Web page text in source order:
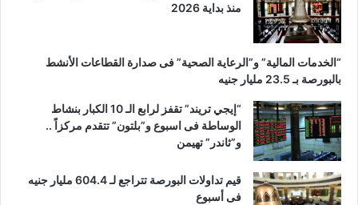
منذ بداية 2026
“الخدمات المالية” و”الرعاية الصحية” فى صدارة القطاعات الأنشط
بالبورصة بـ 23.5 مليار جنيه
“إيجي تريند” تقفز لرابع الـ 10 الكبار بنشاط
الوساطة فى اسبوع و”بلتون” تتقدم مركزاً ..
و”ثاندر” تهيمن
قيم تداولات البورصة تتراجع لـ 604.4 مليار جنيه
فى أسبوع